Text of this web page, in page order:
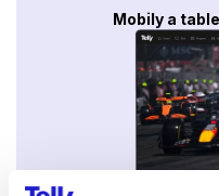
Mobily a